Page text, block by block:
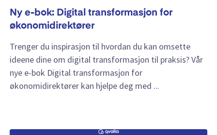
Ny e-bok: Digital transformasjon for
økonomidirektører
Trenger du inspirasjon til hvordan du kan omsette
ideene dine om digital transformasjon til praksis? Vår
nye e-bok Digital transformasjon for
økonomidirektører kan hjelpe deg med ...